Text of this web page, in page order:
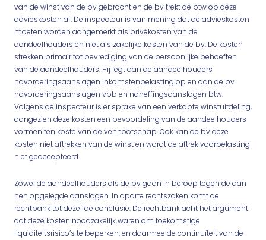
van de winst van de bv gebracht en de bv trekt de btw op deze
advieskosten af. De inspecteur is van mening dat de advieskosten
moeten worden aangemerkt als privékosten van de
aandeelhouders en niet als zakelijke kosten van de bv. De kosten
strekken primair tot bevrediging van de persoonlijke behoeften
van de aandeelhouders. Hij legt aan de aandeelhouders
navorderingsaanslagen inkomstenbelasting op en aan de bv
navorderingsaanslagen vpb en naheffingsaanslagen btw.
Volgens de inspecteur is er sprake van een verkapte winstuitdeling,
aangezien deze kosten een bevoordeling van de aandeelhouders
vormen ten koste van de vennootschap. Ook kan de bv deze
kosten niet aftrekken van de winst en wordt de aftrek voorbelasting
niet geaccepteerd.
Zowel de aandeelhouders als de bv gaan in beroep tegen de aan
hen opgelegde aanslagen. In aparte rechtszaken komt de
rechtbank tot dezelfde conclusie. De rechtbank acht het argument
dat deze kosten noodzakelijk waren om toekomstige
liquiditeitsrisico’s te beperken, en daarmee de continuïteit van de